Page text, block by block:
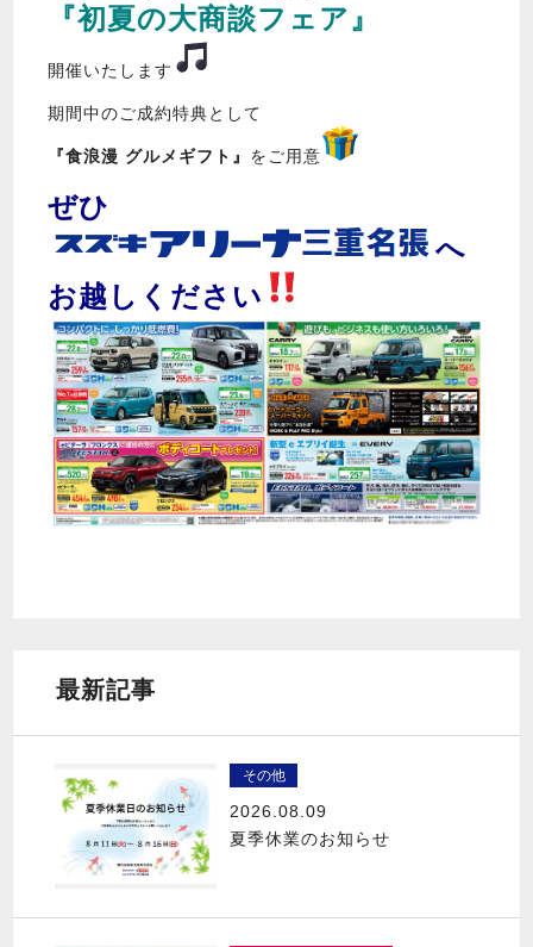
『初夏の大商談フェア』
開催いたします
期間中のご成約特典として
『食浪漫 グルメギフト』 をご用意
ぜひ
へ
お越しください
最新記事
その他
2026.08.09
夏季休業のお知らせ